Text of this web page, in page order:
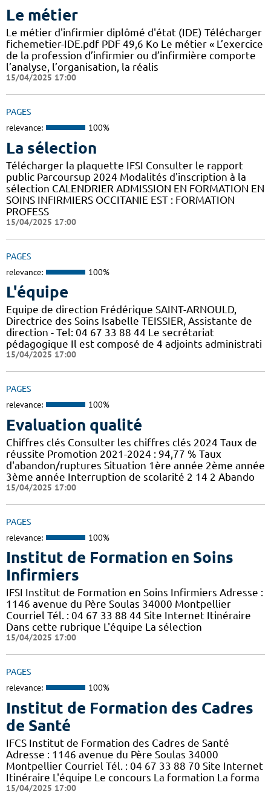
Le métier
Le métier d'infirmier diplômé d'état (IDE) Télécharger
fichemetier-IDE.pdf PDF 49,6 Ko Le métier « L’exercice
de la profession d’infirmier ou d’infirmière comporte
l’analyse, l’organisation, la réalis
15/04/2025 17:00
PAGES
relevance: 100%
La sélection
Télécharger la plaquette IFSI Consulter le rapport
public Parcoursup 2024 Modalités d'inscription à la
sélection CALENDRIER ADMISSION EN FORMATION EN
SOINS INFIRMIERS OCCITANIE EST : FORMATION
PROFESS
15/04/2025 17:00
PAGES
relevance: 100%
L'équipe
Equipe de direction Frédérique SAINT-ARNOULD,
Directrice des Soins Isabelle TEISSIER, Assistante de
direction - Tel: 04 67 33 88 44 Le secrétariat
pédagogique Il est composé de 4 adjoints administrati
15/04/2025 17:00
PAGES
relevance: 100%
Evaluation qualité
Chiffres clés Consulter les chiffres clés 2024 Taux de
réussite Promotion 2021-2024 : 94,77 % Taux
d'abandon/ruptures Situation 1ère année 2ème année
3ème année Interruption de scolarité 2 14 2 Abando
15/04/2025 17:00
PAGES
relevance: 100%
Institut de Formation en Soins
Infirmiers
IFSI Institut de Formation en Soins Infirmiers Adresse :
1146 avenue du Père Soulas 34000 Montpellier
Courriel Tél. : 04 67 33 88 44 Site Internet Itinéraire
Dans cette rubrique L'équipe La sélection
15/04/2025 17:00
PAGES
relevance: 100%
Institut de Formation des Cadres
de Santé
IFCS Institut de Formation des Cadres de Santé
Adresse : 1146 avenue du Père Soulas 34000
Montpellier Courriel Tél. : 04 67 33 88 70 Site Internet
Itinéraire L'équipe Le concours La formation La forma
15/04/2025 17:00